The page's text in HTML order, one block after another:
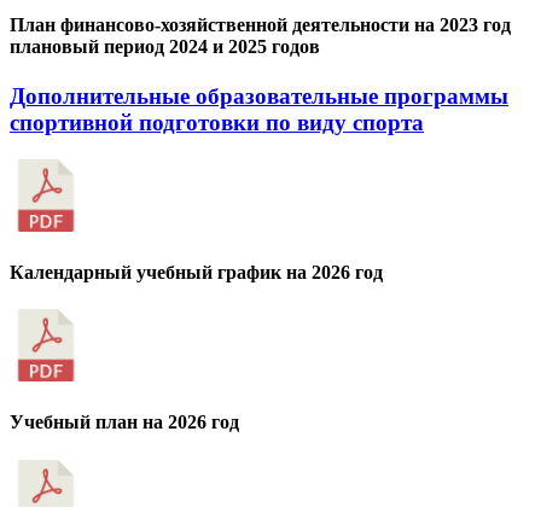
План финансово-хозяйственной деятельности на 2023 год
плановый период 2024 и 2025 годов
Дополнительные образовательные программы
спортивной подготовки по виду спорта
Календарный учебный график на 2026 год
Учебный план на 2026 год